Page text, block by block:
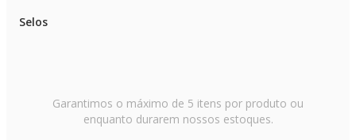
Selos
Garantimos o máximo de 5 itens por produto ou
enquanto durarem nossos estoques.